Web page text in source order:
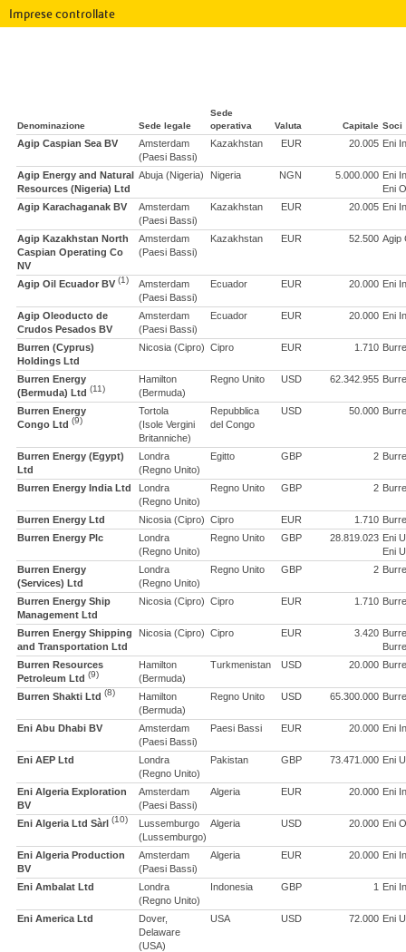
Imprese controllate
Denominazione Sede legale
Sede
operativa
Valuta Capitale Soci
Agip Caspian Sea BV
Amsterdam
(Paesi Bassi)
Kazakhstan EUR 20.005 Eni
Agip Energy and Natural
Resources (Nigeria) Ltd
Abuja (Nigeria) Nigeria NGN 5.000.000 Eni
Eni
Agip Karachaganak BV
Amsterdam
(Paesi Bassi)
Kazakhstan EUR 20.005 Eni
Agip Kazakhstan North
Caspian Operating Co
NV
Amsterdam
(Paesi Bassi)
Kazakhstan EUR 52.500 Agip
Agip Oil Ecuador BV (1)
Amsterdam
(Paesi Bassi)
Ecuador EUR 20.000 Eni
Agip Oleoducto de
Crudos Pesados BV
Amsterdam
(Paesi Bassi)
Ecuador EUR 20.000 Eni
Burren (Cyprus)
Holdings Ltd
Nicosia (Cipro) Cipro EUR 1.710
Burren Energy
(Bermuda) Ltd (11)
Hamilton
(Bermuda)
Regno Unito USD 62.342.955
Burren Energy
Congo Ltd (9)
Tortola
(Isole Vergini
Britanniche)
Repubblica
del Congo
USD 50.000
Burren Energy (Egypt)
Ltd
Londra
(Regno Unito)
Egitto GBP 2
Burren Energy India Ltd
Londra
(Regno Unito)
Regno Unito GBP 2
Burren Energy Ltd Nicosia (Cipro) Cipro EUR 1.710
Burren Energy Plc
Londra
(Regno Unito)
Regno Unito GBP 28.819.023 Eni
Eni
Burren Energy
(Services) Ltd
Londra
(Regno Unito)
Regno Unito GBP 2
Burren Energy Ship
Management Ltd
Nicosia (Cipro) Cipro EUR 1.710
Burren Energy Shipping
and Transportation Ltd
Nicosia (Cipro) Cipro EUR 3.420
Burren Resources
Petroleum Ltd (9)
Hamilton
(Bermuda)
Turkmenistan USD 20.000
Burren Shakti Ltd (8)
Hamilton
(Bermuda)
Regno Unito USD 65.300.000
Eni Abu Dhabi BV
Amsterdam
(Paesi Bassi)
Paesi Bassi EUR 20.000 Eni
Eni AEP Ltd
Londra
(Regno Unito)
Pakistan GBP 73.471.000 Eni
Eni Algeria Exploration
BV
Amsterdam
(Paesi Bassi)
Algeria EUR 20.000 Eni
Eni Algeria Ltd Sàrl (10)
Lussemburgo
(Lussemburgo)
Algeria USD 20.000 Eni
Eni Algeria Production
BV
Amsterdam
(Paesi Bassi)
Algeria EUR 20.000 Eni
Eni Ambalat Ltd
Londra
(Regno Unito)
Indonesia GBP 1 Eni
Eni America Ltd
Dover,
Delaware
(USA)
USA USD 72.000 Eni